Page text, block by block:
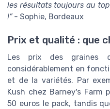
les résultats toujours au
!”- Sophie, Bordeaux
Prix et qualité : que
Les prix des graines
considérablement en
et de la variétés. Par
Kush chez Barney's
50 euros le pack, tandis